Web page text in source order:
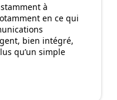
à
en ce qui
bien intégré,
qu’un simple